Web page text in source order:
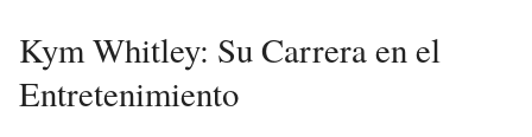
Kym Whitley: Su Carrera en el
Entretenimiento